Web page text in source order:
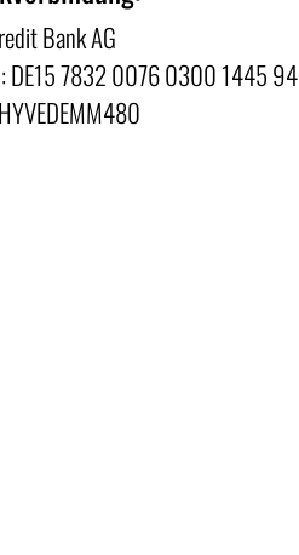
Bank AG
DE15 7832 0076 0300 1445 94